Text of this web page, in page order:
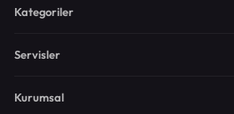
Kategoriler
Servisler
Kurumsal